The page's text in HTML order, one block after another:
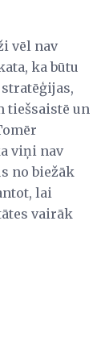
vēl nav
ka būtu
tiešsaistē un
viņi nav
no biežāk
lai
vairāk